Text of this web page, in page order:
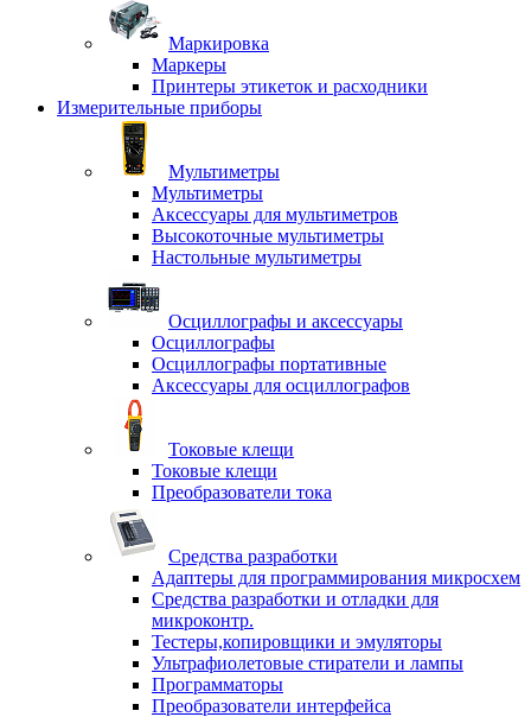
Маркировка
Маркеры
Принтеры этикеток и расходники
Измерительные приборы
Мультиметры
Мультиметры
Аксессуары для мультиметров
Высокоточные мультиметры
Настольные мультиметры
Осциллографы и аксессуары
Осциллографы
Осциллографы портативные
Аксессуары для осциллографов
Токовые клещи
Токовые клещи
Преобразователи тока
Средства разработки
Адаптеры для программирования микросхем
Средства разработки и отладки для
микроконтр.
Тестеры,копировщики и эмуляторы
Ультрафиолетовые стиратели и лампы
Программаторы
Преобразователи интерфейса